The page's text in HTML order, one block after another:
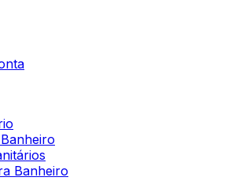
Banheiro